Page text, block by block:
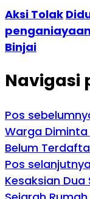
Aksi Tolak
penganiayaan
Binjai
Navigasi
Pos
Warga
Belum
Pos
Kesaksian